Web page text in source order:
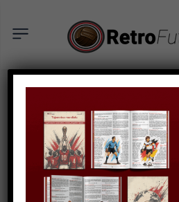
SPORTOWA HISTORIA
Kiedyś byliśmy
czyli Memoriał
Łobanowskiego